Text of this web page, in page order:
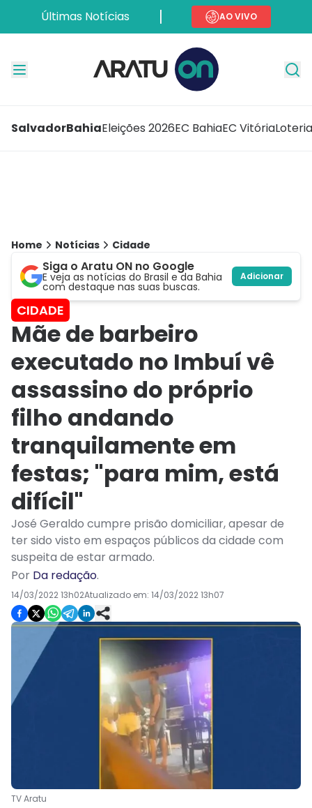
Últimas Notícias AO VIVO
SalvadorBahiaEleições 2026EC BahiaEC Vitória
Home Notícias Cidade
Siga o Aratu ON no Google
E veja as notícias do Brasil e da Bahia
com destaque nas suas buscas.
Adicionar
CIDADE
Mãe de barbeiro
executado no Imbuí vê
assassino do próprio
filho andando
tranquilamente em
festas; "para mim, está
difícil"
José Geraldo cumpre prisão domiciliar, apesar de
ter sido visto em espaços públicos da cidade com
suspeita de estar armado.
Por Da redação.
14/03/2022 13h02Atualizado em: 14/03/2022 13h07
TV Aratu